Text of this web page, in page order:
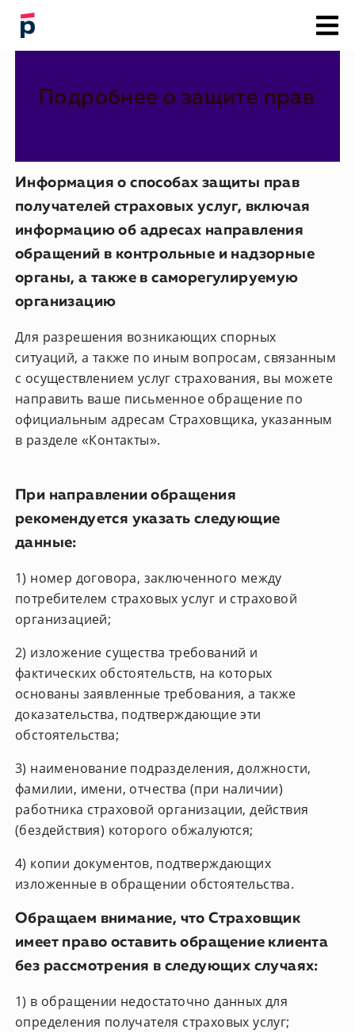
Программы страхования
о страховом событии
Подробнее о защите прав
Информация о способах защиты прав
получателей страховых услуг, включая
информацию об адресах направления
обращений в контрольные и надзорные
органы, а также в саморегулируемую
организацию
Для разрешения возникающих спорных
ситуаций, а также по иным вопросам, связанным
с осуществлением услуг страхования, вы можете
направить ваше письменное обращение по
официальным адресам Страховщика, указанным
в разделе«Контакты».
При направлении обращения
рекомендуется указать следующие
данные:
1) номер договора, заключенного между
потребителем страховых услуг и страховой
организацией;
2) изложение существа требований и
фактических обстоятельств, на которых
основаны заявленные требования, а также
доказательства, подтверждающие эти
обстоятельства;
3) наименование подразделения, должности,
фамилии, имени, отчества (при наличии)
работника страховой организации, действия
(бездействия) которого обжалуются;
4) копии документов, подтверждающих
изложенные в обращении обстоятельства.
Обращаем внимание, что Страховщик
имеет право оставить обращение клиента
без рассмотрения в следующих случаях:
1) в обращении недостаточно данных для
определения получателя страховых услуг;